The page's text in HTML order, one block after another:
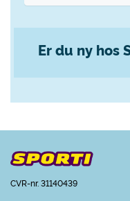
Er du ny hos
CVR-nr. 31140439